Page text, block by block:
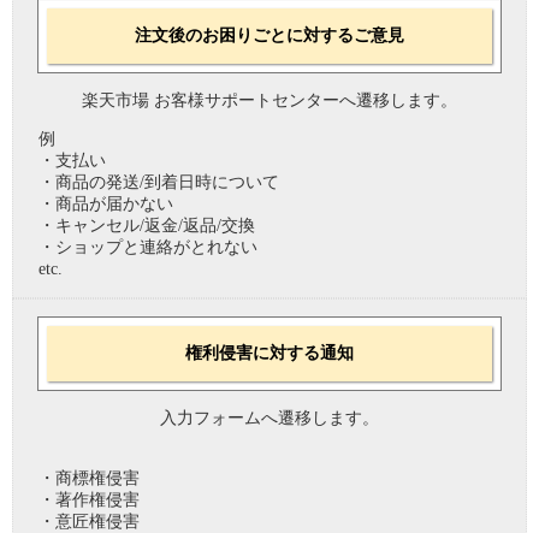
注文後のお困りごとに対するご意見
楽天市場 お客様サポートセンターへ遷移します。
例
・支払い
・商品の発送/到着日時について
・商品が届かない
・キャンセル/返金/返品/交換
・ショップと連絡がとれない
etc.
権利侵害に対する通知
入力フォームへ遷移します。
・商標権侵害
・著作権侵害
・意匠権侵害